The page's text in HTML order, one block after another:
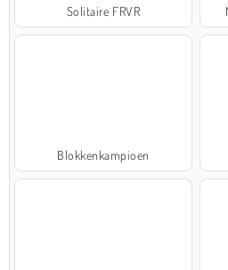
Solitaire FRVR
Blokkenkampioen